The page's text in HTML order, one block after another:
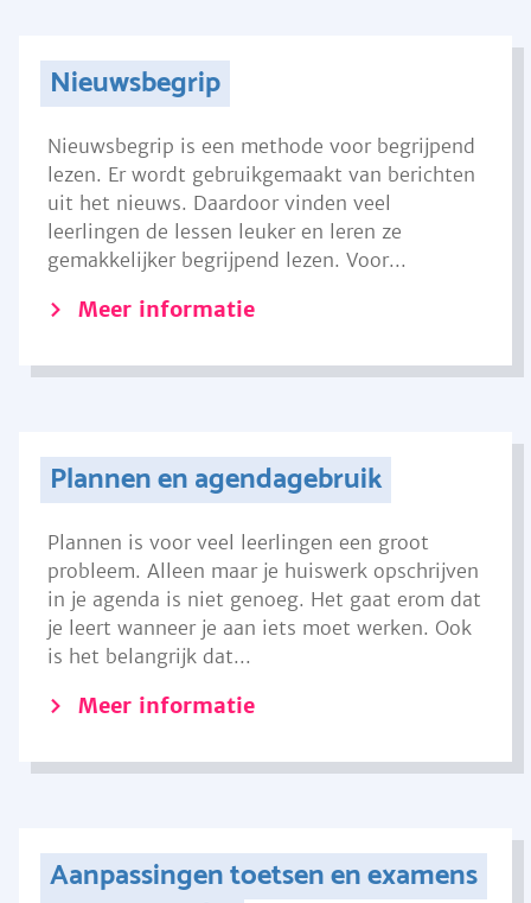
Nieuwsbegrip
Nieuwsbegrip is een methode voor begrijpend
lezen. Er wordt gebruikgemaakt van berichten
uit het nieuws. Daardoor vinden veel
leerlingen de lessen leuker en leren ze
gemakkelijker begrijpend lezen. Voor...
Meer informatie
Plannen en agendagebruik
Plannen is voor veel leerlingen een groot
probleem. Alleen maar je huiswerk opschrijven
in je agenda is niet genoeg. Het gaat erom dat
je leert wanneer je aan iets moet werken. Ook
is het belangrijk dat...
Meer informatie
Aanpassingen toetsen en examens